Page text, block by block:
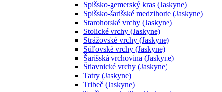
Spišsko-gemerský kras (Jaskyne)
Spišsko-šarišské medzihorie (Jaskyne)
Starohorské vrchy (Jaskyne)
Stolické vrchy (Jaskyne)
Strážovské vrchy (Jaskyne)
Súľovské vrchy (Jaskyne)
Šarišská vrchovina (Jaskyne)
Štiavnické vrchy (Jaskyne)
Tatry (Jaskyne)
Tribeč (Jaskyne)